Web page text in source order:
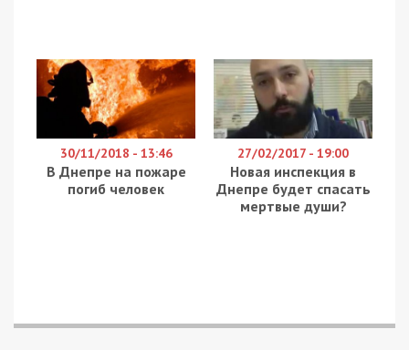
правило, уходит из семьи, и все заботы ложатся
на мать, иногда – опекуна. Послединми часто
становятся бабушки или дедушки, то есть
пожилые люди, которым и так непросто
заработать на современном рынке труда.
Женщины, которые в одиночку воспитывают
детей с инвалидностью, не могут хорошо
зарабатывать, поскольку работодатели не хотят
помощь для семей, где живут люди с